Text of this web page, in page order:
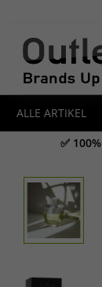
ALLE ARTIKEL
✅